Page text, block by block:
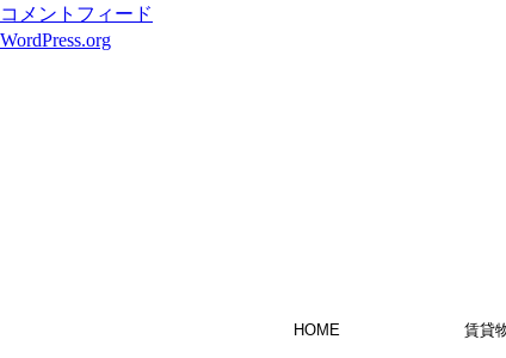
コメントフィード
WordPress.org
HOME 賃貸